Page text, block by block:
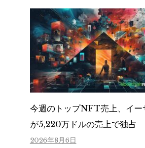
今週のトップNFT売上、イー
が5,220万ドルの売上で独占
2026年8月6日